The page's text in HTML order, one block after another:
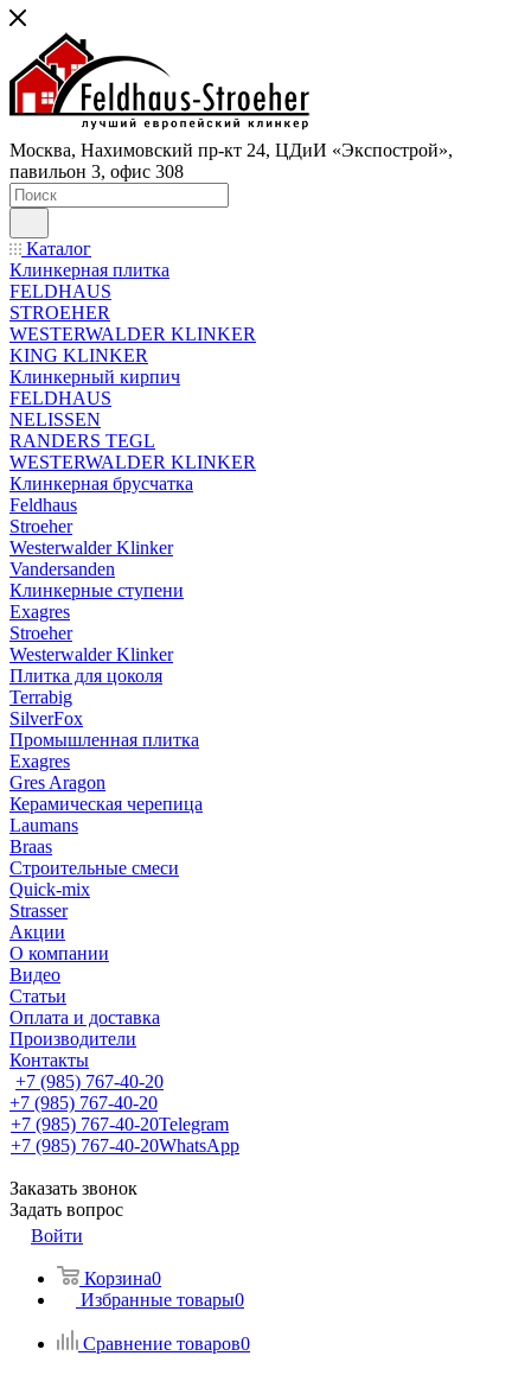
Москва, Нахимовский пр-кт 24, ЦДиИ «Экспострой»,
павильон 3, офис 308
Каталог
Клинкерная плитка
FELDHAUS
STROEHER
WESTERWALDER KLINKER
KING KLINKER
Клинкерный кирпич
FELDHAUS
NELISSEN
RANDERS TEGL
WESTERWALDER KLINKER
Клинкерная брусчатка
Feldhaus
Stroeher
Westerwalder Klinker
Vandersanden
Клинкерные ступени
Exagres
Stroeher
Westerwalder Klinker
Плитка для цоколя
Terrabig
SilverFox
Промышленная плитка
Exagres
Gres Aragon
Керамическая черепица
Laumans
Braas
Строительные смеси
Quick-mix
Strasser
Акции
О компании
Видео
Статьи
Оплата и доставка
Производители
Контакты
+7 (985) 767-40-20
+7 (985) 767-40-20
+7 (985) 767-40-20Telegram
+7 (985) 767-40-20WhatsApp
Заказать звонок
Задать вопрос
Войти
Корзина0
Избранные товары0
Сравнение товаров0